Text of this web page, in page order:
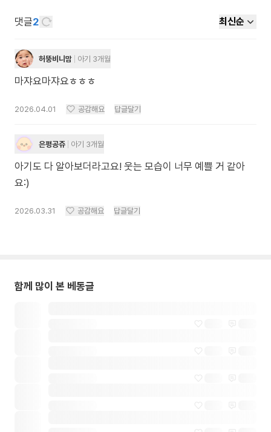
댓글2 최신순
허뚱비니맘 아기 3개월
마쟈요마쟈요ㅎㅎㅎ
2026.04.01 공감해요 답글달기
은평공쥬 아기 3개월
아기도 다 알아보더라고요! 웃는 모습이 너무 예쁠 거 같아
요:)
2026.03.31 공감해요 답글달기
함께 많이 본 베동글